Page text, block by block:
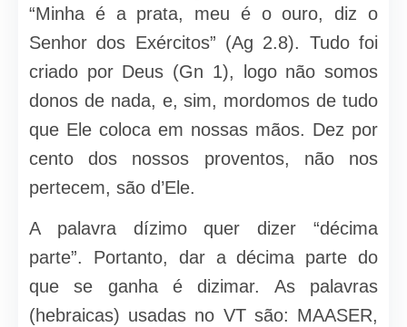
“Minha é a prata, meu é o ouro, diz o
Senhor dos Exércitos” (Ag 2.8). Tudo foi
criado por Deus (Gn 1), logo não somos
donos de nada, e, sim, mordomos de tudo
que Ele coloca em nossas mãos. Dez por
cento dos nossos proventos, não nos
pertecem, são d’Ele.
A palavra dízimo quer dizer “décima
parte”. Portanto, dar a décima parte do
que se ganha é dizimar. As palavras
(hebraicas) usadas no VT são: MAASER,